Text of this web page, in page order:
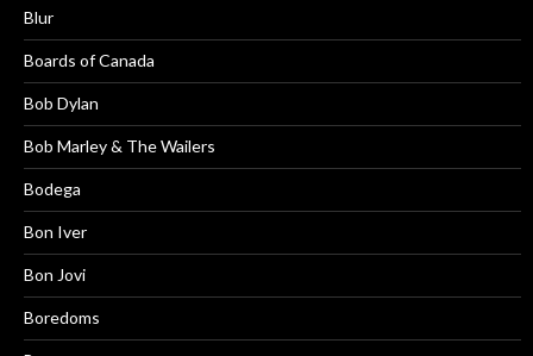
Blur
Boards of Canada
Bob Dylan
Bob Marley & The Wailers
Bodega
Bon Iver
Bon Jovi
Boredoms